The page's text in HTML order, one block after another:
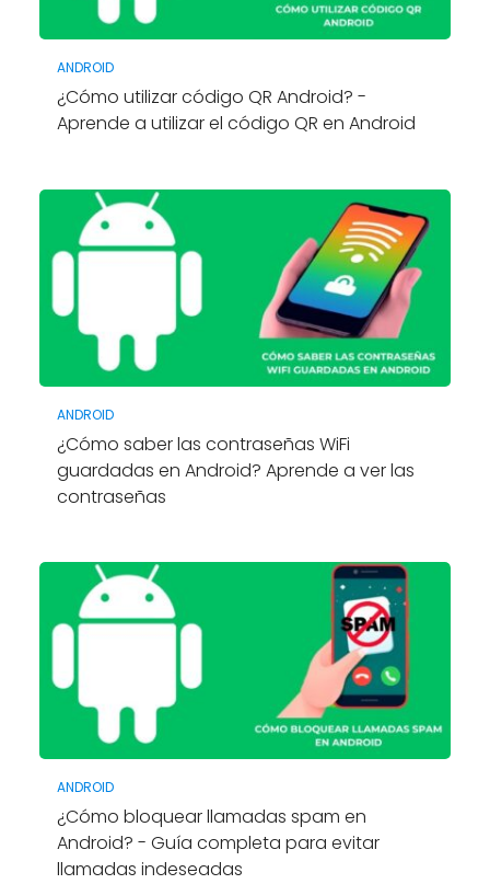
ANDROID
¿Cómo utilizar código QR Android? -
Aprende a utilizar el código QR en Android
ANDROID
¿Cómo saber las contraseñas WiFi
guardadas en Android? Aprende a ver las
contraseñas
ANDROID
¿Cómo bloquear llamadas spam en
Android? - Guía completa para evitar
llamadas indeseadas